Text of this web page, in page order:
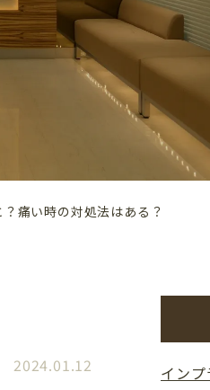
痛い時の対処法はある？
2024.01.12
イン